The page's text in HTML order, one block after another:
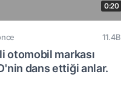
0:20
11.4B
otomobil markası
dans ettiği anlar.